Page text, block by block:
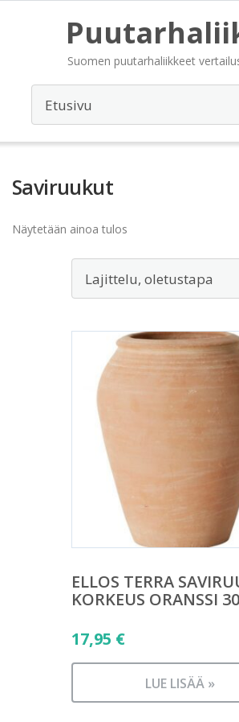
Suomen puutarhaliikkeet
Saviruukut
Näytetään ainoa tulos
ELLOS TERRA
KORKEUS ORANSSI
17,95 €
LUE LISÄÄ »